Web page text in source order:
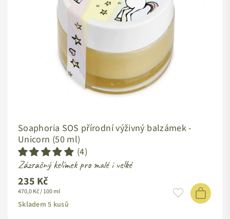
Soaphoria SOS přírodní výživný balzámek -
Unicorn (50 ml)
(4)
Zázračný kelímek pro malé i velké
Standardní
cena
235 Kč
470,0 Kč / 100 ml
Skladem 5 kusů